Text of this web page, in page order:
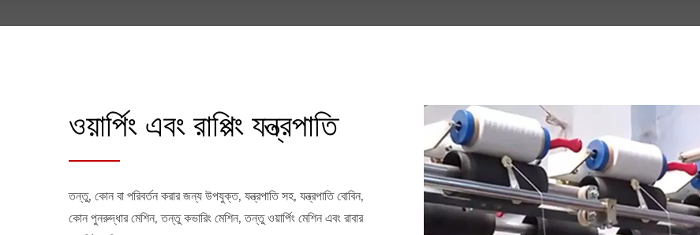
ওয়ার্পিং এবং রাপ্পিং যন্ত্রপাতি
তন্তু, কোন বা পরিবর্তন করার জন্য উপযুক্ত, যন্ত্রপাতি সহ, যন্ত্রপাতি বোবিন,
কোন পুনরুদ্ধার মেশিন, তন্তু কভারিং মেশিন, তন্তু ওয়ার্পিং মেশিন এবং রাবার